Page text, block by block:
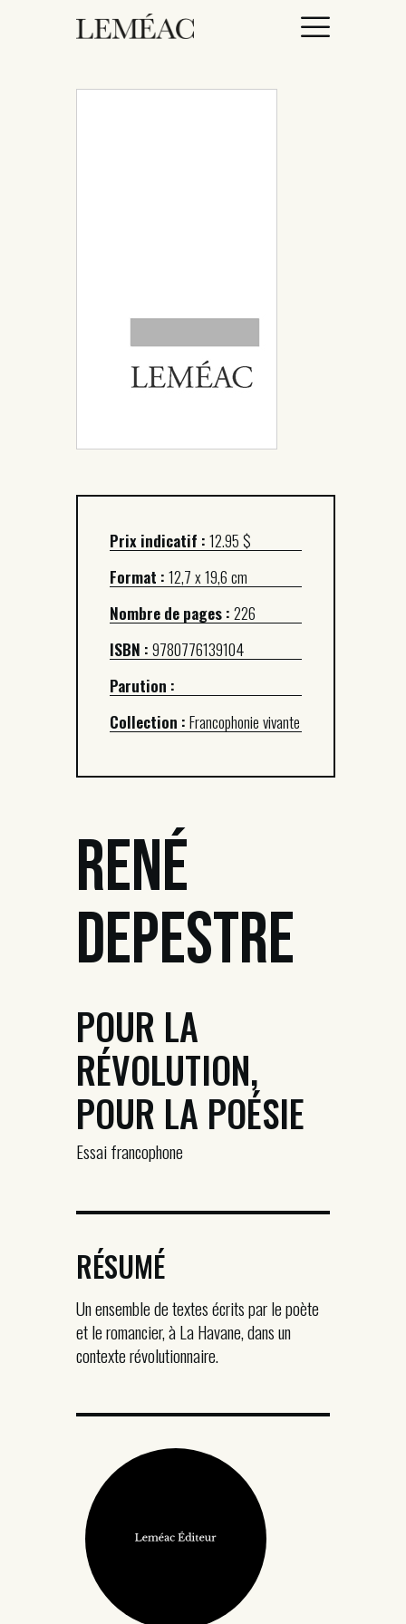
À PROPOS
Prix indicatif :12.95 $
Format :12,7 x 19,6 cm
Nombre de pages :226
ISBN :9780776139104
Parution :
Collection :Francophonie vivante
René
Depestre
POUR LA
RÉVOLUTION,
POUR LA POÉSIE
Essai francophone
RÉSUMÉ
Un ensemble de textes écrits par le poète
et le romancier, à La Havane, dans un
contexte révolutionnaire.